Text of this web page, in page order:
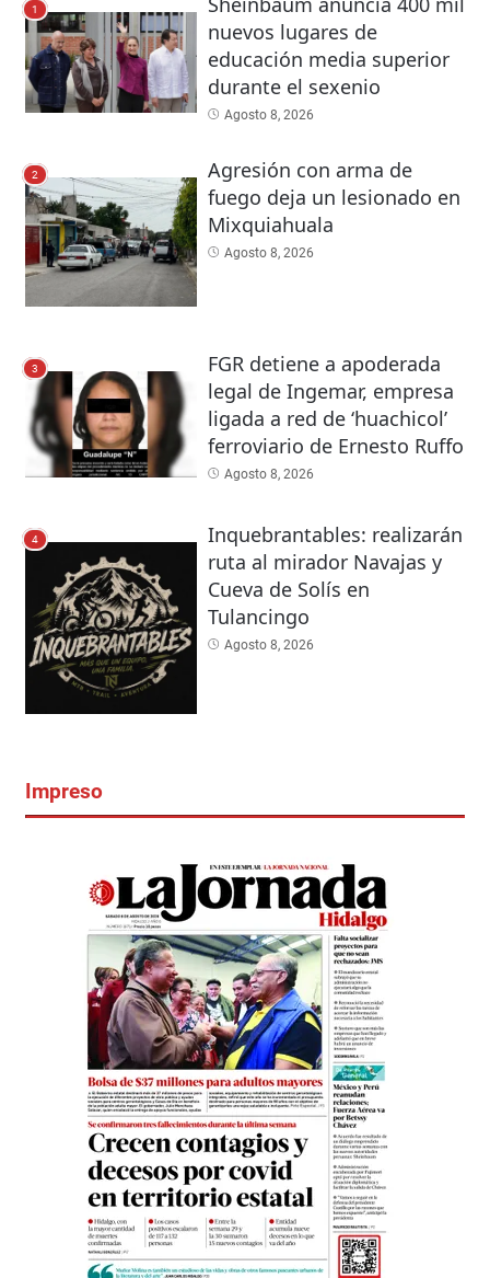
1
nuevos lugares de
educación media superior
durante el sexenio
Agosto 8, 2026
2
Agresión con arma de
fuego deja un lesionado en
Mixquiahuala
Agosto 8, 2026
3
FGR detiene a apoderada
legal de Ingemar, empresa
ligada a red de ‘huachicol’
ferroviario de Ernesto Ruffo
Agosto 8, 2026
4
Inquebrantables: realizarán
ruta al mirador Navajas y
Cueva de Solís en
Tulancingo
Agosto 8, 2026
Impreso